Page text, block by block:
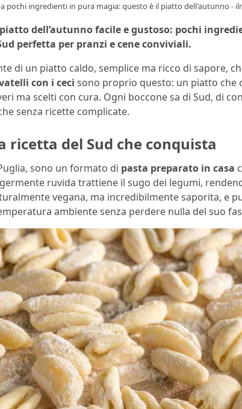
pochi ingredienti in pura magia: questo è il piatto dell'autunno -
dell’autunno facile e gustoso: pochi
perfetta per pranzi e cene conviviali.
di un piatto caldo, semplice ma ricco di sapore,
con i ceci sono proprio questo: un piatto che
ma scelti con cura. Ogni boccone sa di Sud, di
senza ricette complicate.
ricetta del Sud che conquista
sono un formato di pasta preparato in casa
ruvida trattiene il sugo dei legumi,
vegana, ma incredibilmente saporita, e
ambiente senza perdere nulla del suo